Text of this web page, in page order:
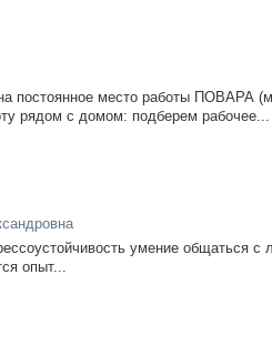
постоянное место работы ПОВАРА
рядом с домом: подберем рабочее...
умение общаться
опыт...